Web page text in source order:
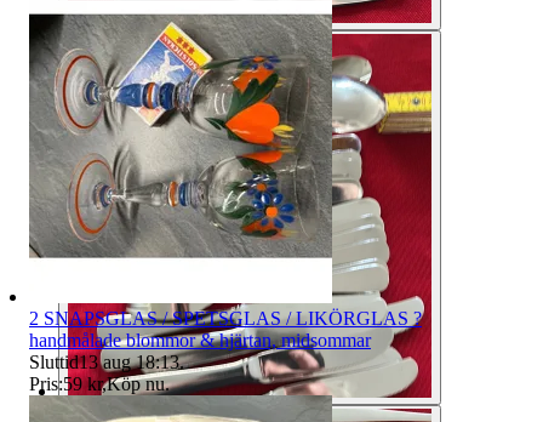
2 SNAPSGLAS / SPETSGLAS / LIKÖRGLAS ?
handmålade blommor & hjärtan, midsommar
Sluttid13 aug 18:13.
Pris:59 kr,Köp nu.